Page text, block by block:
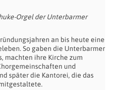
Orgel der Unterbarmer
an bis heute eine
So gaben die Unterbarmer
machten ihre Kirche zum
und
später die Kantorei, die das